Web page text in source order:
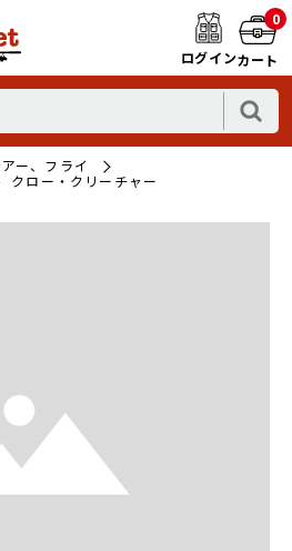
ログイン
0
カート
ー、フライ
クロー・クリーチャー